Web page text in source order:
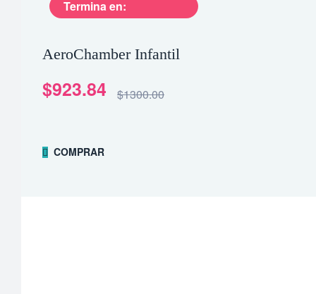
Termina en:
AeroChamber Infantil
$923.84 $1300.00
COMPRAR